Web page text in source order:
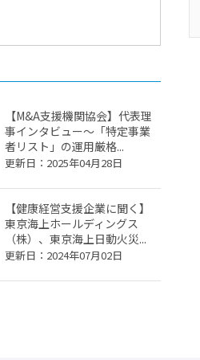
【M&A支援機関協会】代表理
事インタビュー～「特定事業
者リスト」の運用厳格...
更新日：2025年04月28日
【健康経営支援企業に聞く】
東京海上ホールディングス
（株）、東京海上日動火災...
更新日：2024年07月02日